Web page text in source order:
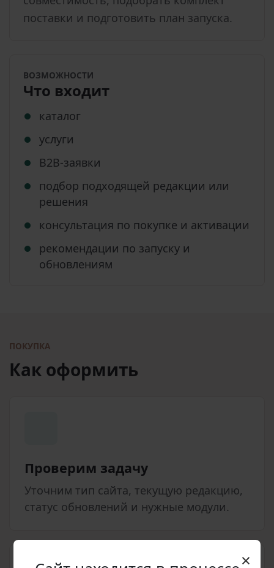
поставки и подготовить план запуска.
ВОЗМОЖНОСТИ
Что входит
каталог
услуги
B2B-заявки
подбор подходящей редакции или
решения
консультация по покупке и активации
рекомендации по запуску и
обновлениям
ПОКУПКА
Как оформить
Проверим задачу
Уточним тип сайта, текущую редакцию,
статус обновлений и нужные модули.
×